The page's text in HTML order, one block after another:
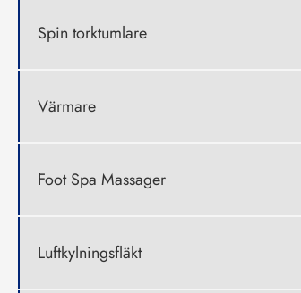
Spin torktumlare
Värmare
Foot Spa Massager
Luftkylningsfläkt